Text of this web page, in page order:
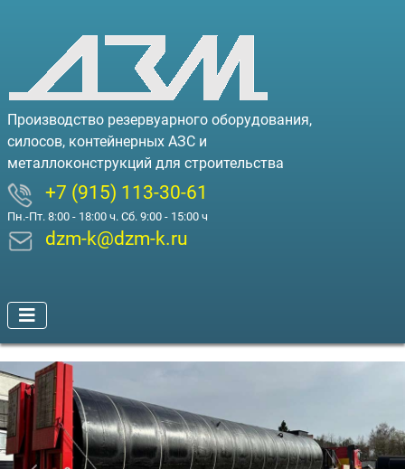
Производство резервуарного оборудования,
силосов, контейнерных АЗС и
металлоконструкций для строительства
+7 (915) 113-30-61
Пн.-Пт. 8:00 - 18:00 ч. Сб. 9:00 - 15:00 ч
dzm-k@dzm-k.ru